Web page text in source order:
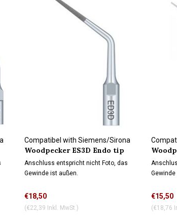
Compatibel with Siemens/Sirona
connection
Woodpecker ES3D Endo tip
Wasserkühlung
Anschluss entspricht nicht Foto, das
Gewinde ist außen.
€18,50
(€22,39 Inkl. MwSt.)
€15,50
(€18,76